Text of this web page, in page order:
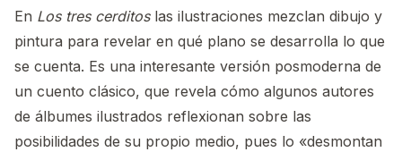
En Los tres cerditoslas ilustraciones mezclan dibujo y
pintura para revelar en qué plano se desarrolla lo que
se cuenta. Es una interesante versión posmoderna de
un cuento clásico, que revela cómo algunos autores
de álbumes ilustrados reflexionan sobre las
posibilidades de su propio medio, pues lo «desmontan